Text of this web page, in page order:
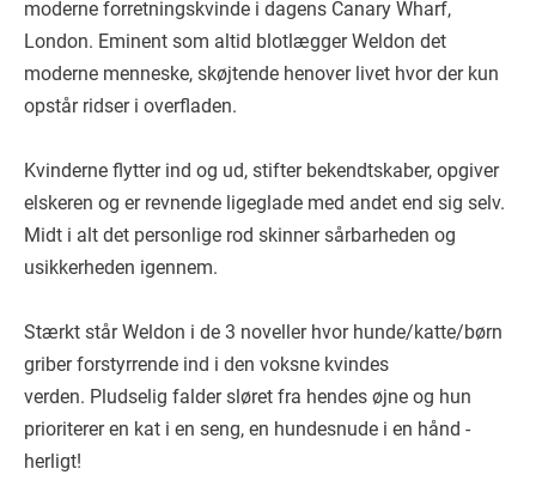
moderne forretningskvinde i dagens Canary Wharf,
London. Eminent som altid blotlægger Weldon det
moderne menneske, skøjtende henover livet hvor der kun
opstår ridser i overfladen.
Kvinderne flytter ind og ud, stifter bekendtskaber, opgiver
elskeren og er revnende ligeglade med andet end sig selv.
Midt i alt det personlige rod skinner sårbarheden og
usikkerheden igennem.
Stærkt står Weldon i de 3 noveller hvor hunde/katte/børn
griber forstyrrende ind i den voksne kvindes
verden. Pludselig falder sløret fra hendes øjne og hun
prioriterer en kat i en seng, en hundesnude i en hånd -
herligt!